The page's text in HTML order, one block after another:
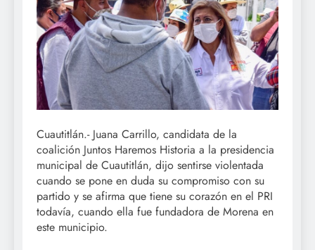
Cuautitlán.- Juana Carrillo, candidata de la
coalición Juntos Haremos Historia a la presidencia
municipal de Cuautitlán, dijo sentirse violentada
cuando se pone en duda su compromiso con su
partido y se afirma que tiene su corazón en el PRI
todavía, cuando ella fue fundadora de Morena en
este municipio.